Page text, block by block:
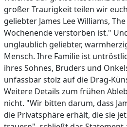
großer Traurigkeit teilen wir
geliebter James Lee Williams,
Wochenende verstorben ist."
unglaublich geliebter,
Mensch. Ihre Familie ist
ihres Sohnes, Bruders und
unfassbar stolz auf die Drag-
Weitere Details zum frühen
nicht. "Wir bitten darum, dass
die Privatsphäre erhält, die sie